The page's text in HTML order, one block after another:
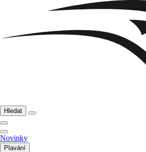
Hledat
Novinky
Plavání